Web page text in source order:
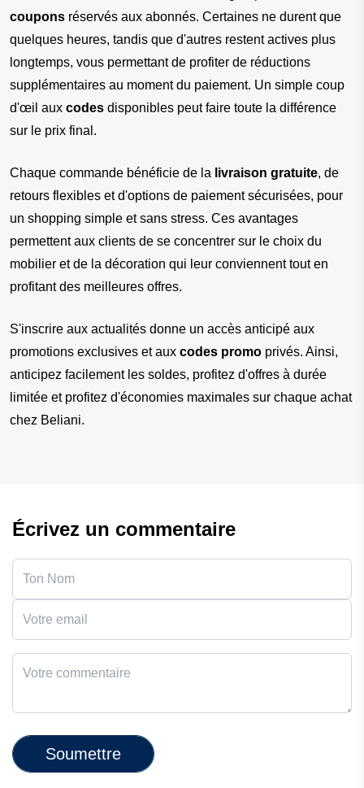
coupons réservés aux abonnés. Certaines ne durent que
quelques heures, tandis que d'autres restent actives plus
longtemps, vous permettant de profiter de réductions
supplémentaires au moment du paiement. Un simple coup
d'œil aux codes disponibles peut faire toute la différence
sur le prix final.
Chaque commande bénéficie de la livraison gratuite, de
retours flexibles et d'options de paiement sécurisées, pour
un shopping simple et sans stress. Ces avantages
permettent aux clients de se concentrer sur le choix du
mobilier et de la décoration qui leur conviennent tout en
profitant des meilleures offres.
S'inscrire aux actualités donne un accès anticipé aux
promotions exclusives et aux codes promo privés. Ainsi,
anticipez facilement les soldes, profitez d'offres à durée
limitée et profitez d'économies maximales sur chaque achat
chez Beliani.
Écrivez un commentaire
Soumettre